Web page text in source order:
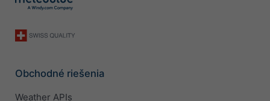
Obchodné riešenia
Weather APIs